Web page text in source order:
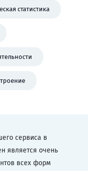
статистика
сервиса в
является очень
всех форм